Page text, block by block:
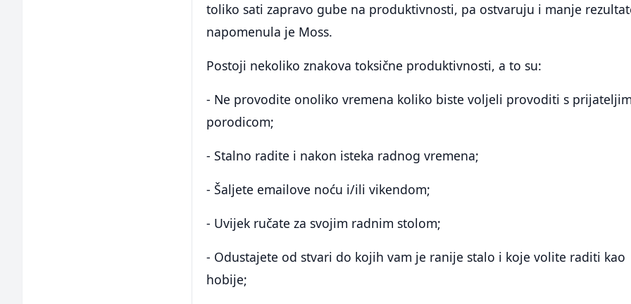
toliko sati zapravo gube na produktivnosti, pa ostvaruju i manje
napomenula je Moss.
Postoji nekoliko znakova toksične produktivnosti, a to su:
- Ne provodite onoliko vremena koliko biste voljeli provoditi s
porodicom;
- Stalno radite i nakon isteka radnog vremena;
- Šaljete emailove noću i/ili vikendom;
- Uvijek ručate za svojim radnim stolom;
- Odustajete od stvari do kojih vam je ranije stalo i koje volite raditi kao
hobije;